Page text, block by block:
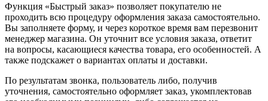
Функция «Быстрый заказ» позволяет покупателю не
проходить всю процедуру оформления заказа самостоятельно.
Вы заполняете форму, и через короткое время вам перезвонит
менеджер магазина. Он уточнит все условия заказа, ответит
на вопросы, касающиеся качества товара, его особенностей. А
также подскажет о вариантах оплаты и доставки.
По результатам звонка, пользователь либо, получив
уточнения, самостоятельно оформляет заказ, укомплектовав